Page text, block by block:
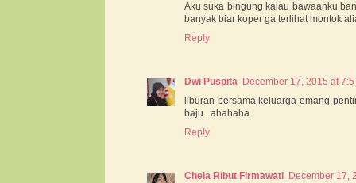
Aku suka bingung kalau bawaanku
banyak biar koper ga terlihat montok
Reply
Dwi Puspita December 17, 2015 at
liburan bersama keluarga emang
baju...ahahaha
Reply
Chela Ribut Firmawati December 17,